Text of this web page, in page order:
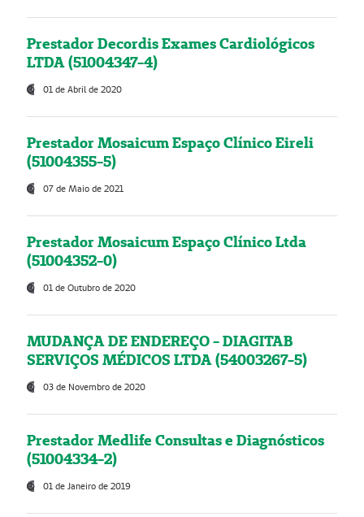
Prestador Decordis Exames Cardiológicos
LTDA (51004347-4)
01 de Abril de 2020
Prestador Mosaicum Espaço Clínico Eireli
(51004355-5)
07 de Maio de 2021
Prestador Mosaicum Espaço Clínico Ltda
(51004352-0)
01 de Outubro de 2020
MUDANÇA DE ENDEREÇO - DIAGITAB
SERVIÇOS MÉDICOS LTDA (54003267-5)
03 de Novembro de 2020
Prestador Medlife Consultas e Diagnósticos
(51004334-2)
01 de Janeiro de 2019